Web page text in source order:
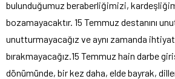
bulunduğumuz beraberliğimizi,
bozamayacaktır. 15 Temmuz destanını
unutturmayacağız ve aynı zamanda
bırakmayacağız.15 Temmuz hain darbe
dönümünde, bir kez daha, elde bayrak,